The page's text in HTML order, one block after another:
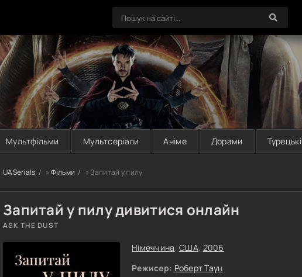
Мультфільми Мультсеріали Аніме Дорами Турецькі
UASerials » Фільми » Запитай у пилу
Запитай у пилу дивитися онлайн
ASK THE DUST
Німеччина,США, 2006
Режисер: Роберт Таун